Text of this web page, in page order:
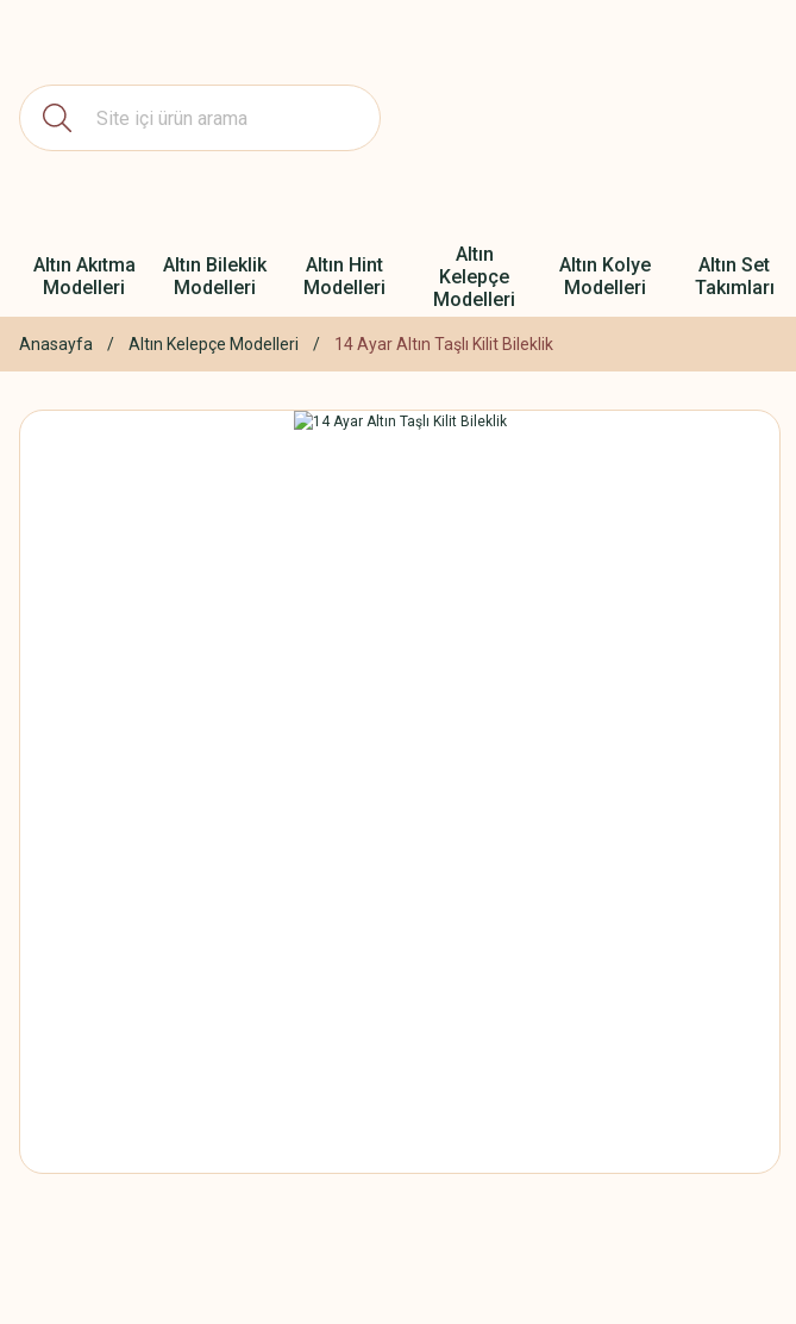
Altın Akıtma
Modelleri
Altın Bileklik
Modelleri
Altın Hint
Modelleri
Altın
Kelepçe
Modelleri
Altın Kolye
Modelleri
Altın Set
Takımları
Anasayfa Altın Kelepçe Modelleri 14 Ayar Altın Taşlı Kilit Bileklik